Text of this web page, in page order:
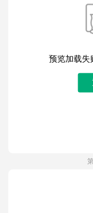
预览加载失